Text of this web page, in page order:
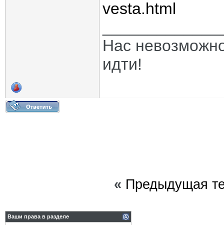
vesta.html
Нас
идти!
« Предыдущая
Ваши права в разделе